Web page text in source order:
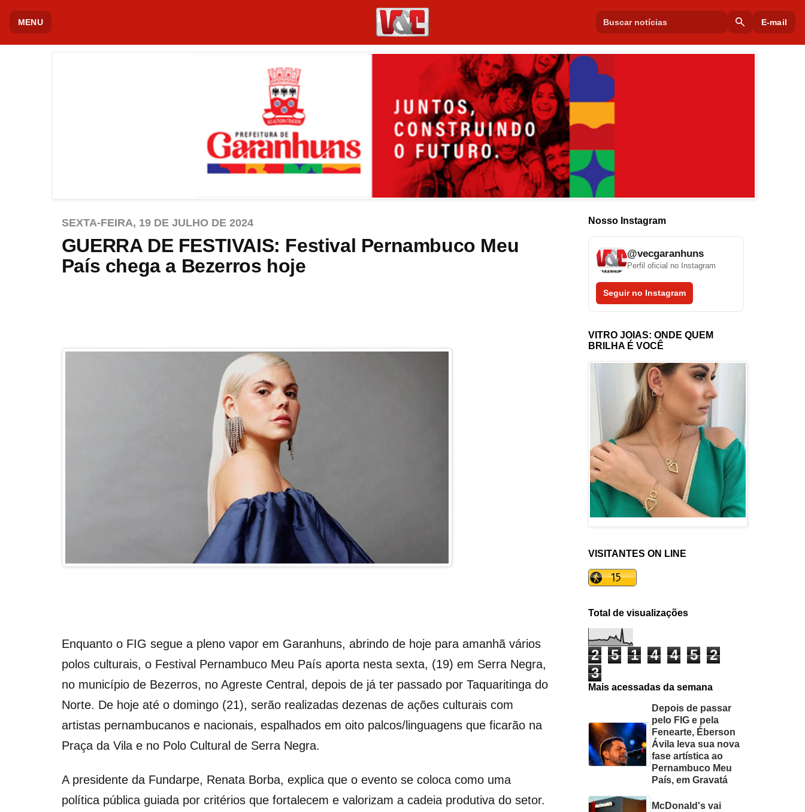
MENU search E-mail
SEXTA-FEIRA, 19 DE JULHO DE 2024
GUERRA DE FESTIVAIS: Festival Pernambuco Meu
País chega a Bezerros hoje
Enquanto o FIG segue a pleno vapor em Garanhuns, abrindo de hoje para amanhã vários
polos culturais, o Festival Pernambuco Meu País aporta nesta sexta, (19) em Serra Negra,
no município de Bezerros, no Agreste Central, depois de já ter passado por Taquaritinga do
Norte. De hoje até o domingo (21), serão realizadas dezenas de ações culturais com
artistas pernambucanos e nacionais, espalhados em oito palcos/linguagens que ficarão na
Praça da Vila e no Polo Cultural de Serra Negra.
A presidente da Fundarpe, Renata Borba, explica que o evento se coloca como uma
política pública guiada por critérios que fortalecem e valorizam a cadeia produtiva do setor.
Nosso Instagram
@vecgaranhuns
Perfil oficial no Instagram
Seguir no Instagram
VITRO JOIAS: ONDE QUEM
BRILHA É VOCÊ
VISITANTES ON LINE
Total de visualizações
2 5 1 4 4 5
2
3
Mais acessadas da semana
Depois de passar
pelo FIG e pela
Fenearte, Éberson
Ávila leva sua nova
fase artística ao
Pernambuco Meu
País, em Gravatá
McDonald's vai